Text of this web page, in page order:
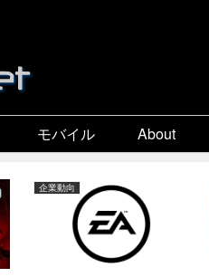
モバイル About
企業動向